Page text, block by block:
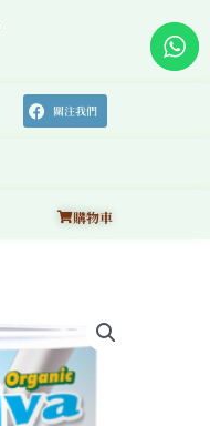
關注我們
購物車